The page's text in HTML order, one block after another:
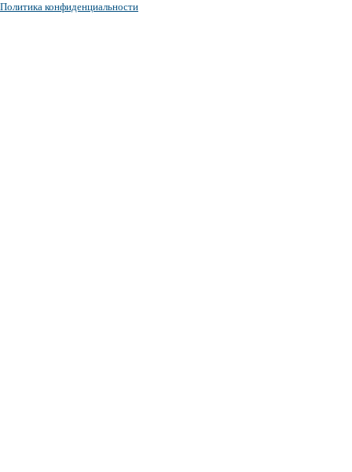
Политика конфиденциальности